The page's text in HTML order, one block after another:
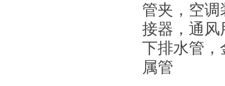
管夹，空
接器，通风
下排水管，
属管